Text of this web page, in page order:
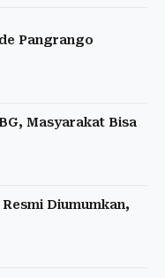
Pangrango
Masyarakat Bisa
Diumumkan,